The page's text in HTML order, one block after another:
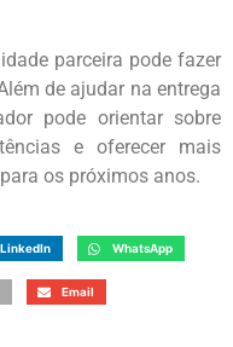
parceira pode fazer
de ajudar na entrega
pode orientar sobre
e oferecer mais
os próximos anos.
LinkedIn WhatsApp
Email